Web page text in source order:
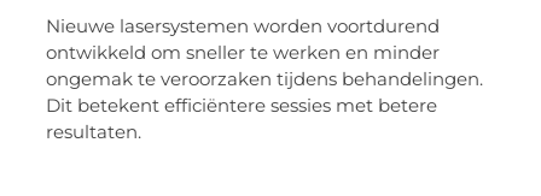
Nieuwe lasersystemen worden voortdurend
ontwikkeld om sneller te werken en minder
ongemak te veroorzaken tijdens behandelingen.
Dit betekent efficiëntere sessies met betere
resultaten.